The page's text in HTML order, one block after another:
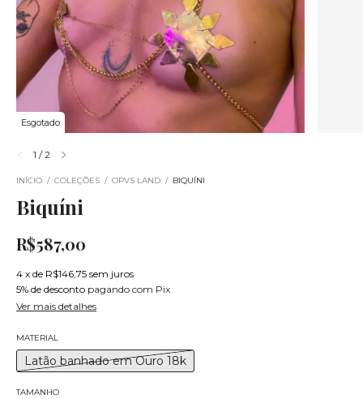
Esgotado
1 /2
INÍCIO / COLEÇÕES / OPVS LAND / BIQUÍNI
Biquíni
R$587,00
4 x de R$146,75 sem juros
5% de desconto pagando com Pix
Ver mais detalhes
MATERIAL
Latão banhado em Ouro 18k
TAMANHO